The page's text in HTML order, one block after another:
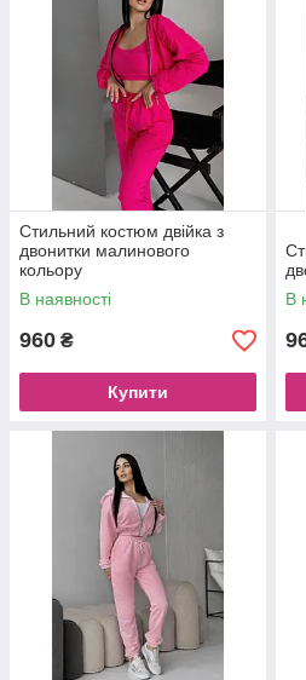
Стильний костюм двійка з
двонитки малинового
кольору
В наявності
960 ₴
Купити
В